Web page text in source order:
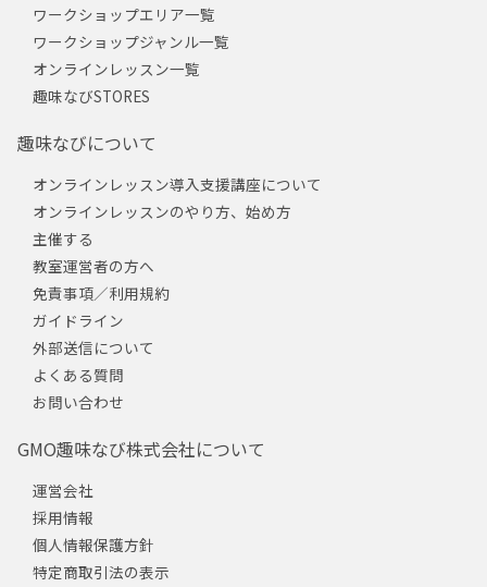
ワークショップエリア一覧
ワークショップジャンル一覧
オンラインレッスン一覧
趣味なびSTORES
趣味なびについて
オンラインレッスン導入支援講座について
オンラインレッスンのやり方、始め方
主催する
教室運営者の方へ
免責事項／利用規約
ガイドライン
外部送信について
よくある質問
お問い合わせ
GMO趣味なび株式会社について
運営会社
採用情報
個人情報保護方針
特定商取引法の表示